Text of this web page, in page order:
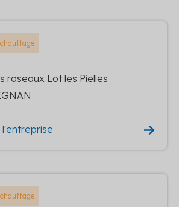
roseaux Lot les Pielles
l'entreprise